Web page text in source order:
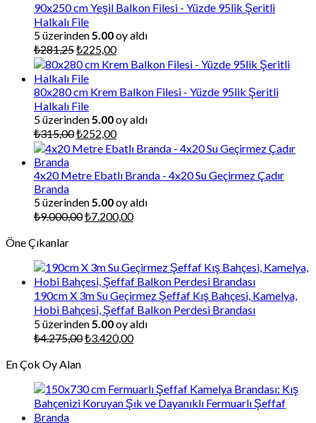
90x250 cm Yeşil Balkon Filesi - Yüzde 95lik Şeritli
Halkalı File
5 üzerinden5.00oy aldı
₺281,25Orijinal
fiyat:
₺281,25.
₺225,00Şu
andaki
₺225,00.
80x280 cm Krem Balkon Filesi - Yüzde 95lik Şeritli
Halkalı File
5 üzerinden5.00oy aldı
₺315,00Orijinal
fiyat:
₺252,00Şu
andaki
₺252,00.
4x20 Metre Ebatlı Branda - 4x20 Su Geçirmez Çadır
Branda
5 üzerinden5.00oy aldı
₺9.000,00Orijinal
₺7.200,00Şu
Öne Çıkanlar
190cm X 3m Su Geçirmez Şeffaf Kış Bahçesi, Kamelya,
Hobi Bahçesi, Şeffaf Balkon Perdesi Brandası
5 üzerinden5.00oy aldı
₺4.275,00Orijinal
₺3.420,00Şu
En Çok Oy Alan